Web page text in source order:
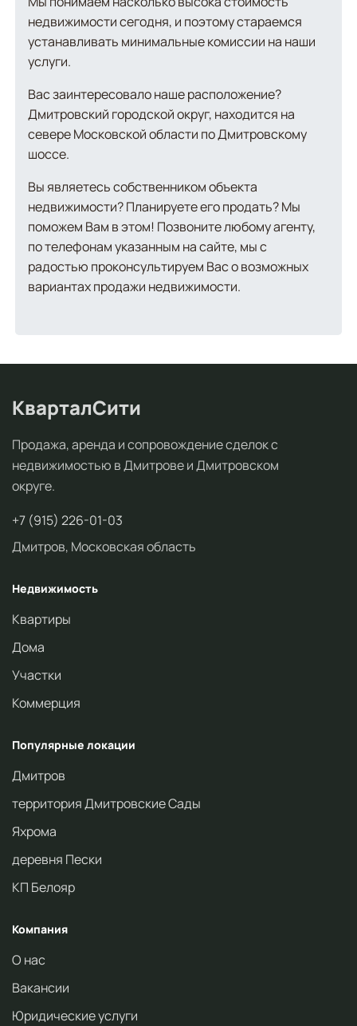
недвижимости сегодня, и поэтому стараемся
устанавливать минимальные комиссии на наши
услуги.
Вас заинтересовало наше расположение?
Дмитровский городской округ, находится на
севере Московской области по Дмитровскому
шоссе.
Вы являетесь собственником объекта
недвижимости? Планируете его продать? Мы
поможем Вам в этом! Позвоните любому агенту,
по телефонам указанным на сайте, мы с
радостью проконсультируем Вас о возможных
вариантах продажи недвижимости.
КварталСити
Продажа, аренда и сопровождение сделок с
недвижимостью в Дмитрове и Дмитровском
округе.
+7 (915) 226-01-03
Дмитров, Московская область
Недвижимость
Квартиры
Дома
Участки
Коммерция
Популярные локации
Дмитров
территория Дмитровские Сады
Яхрома
деревня Пески
КП Белояр
Компания
О нас
Вакансии
Юридические услуги